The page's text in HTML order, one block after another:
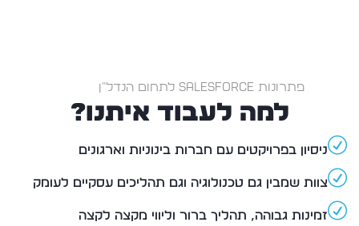
למה לעבוד איתנו?
ניסיון בפרויקטים עם חברות בינוניות וארגונים
צוות שמבין גם טכנולוגיה וגם תהליכים עסקיים לעומק
זמינות גבוהה, תהליך ברור וליווי מקצה לקצה